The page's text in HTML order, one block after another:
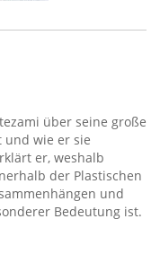
über seine große
und wie er sie
er, weshalb
der Plastischen
und
Bedeutung ist.